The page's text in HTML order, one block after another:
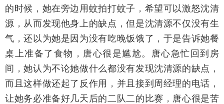
的时候，她在旁边用蚊拍打蚊子，希望可以激怒沈清
源，从而发现他身上的缺点，但是沈清源不仅没有生
气，还以为她是因为没有吃晚饭饿了，于是告诉她餐
桌上准备了食物，唐心很是尴尬。唐心急忙回到房
间，她认为不论她做什么都没有发现沈清源的缺点，
而且这样做还起了反作用，并且接到周经理的电话，
让她务必准备好几天后的二队二的比赛，唐心很是苦